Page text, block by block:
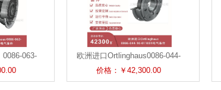
0086-063-
件
欧洲进口Ortlinghaus0086-044-
10-011001电气备件
价格：￥42,300.00